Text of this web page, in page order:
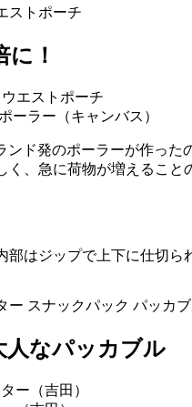
ストポーチ
！
ーラー（キャンバス）
ド発のポーラーが作っ
、急に荷物が増えること
部はジップで上下に仕切
スナックパック パッカ
人なパッカブル